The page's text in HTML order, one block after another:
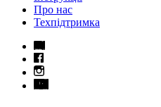
Про нас
Техпідтримка